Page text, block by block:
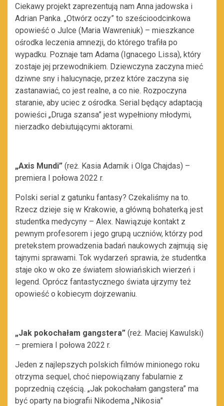
Ciekawy projekt zaprezentują nam Anna jadowska i
Adrian Panka. „Otwórz oczy” to sześcioodcinkowa
opowieść o Julce (Maria Wawreniuk) – mieszkance
ośrodka leczenia amnezji, do którego trafiła po
wypadku. Poznaje tam Adama (Ignacego Lissa), który
zostaje jej przewodnikiem. Dziewczyna zaczyna mieć
dziwne sny i halucynacje, przez które zaczyna się
zastanawiać, co jest realne, a co nie. Rozpoczyna
staranie, aby uciec z ośrodka. Serial będący adaptacją
powieści „Druga szansa” jest wypełniony młodymi,
nierzadko debiutującymi aktorami.
„Axis Mundi” (reż. Kasia Adamik i Olga Chajdas) –
premiera I połowa 2022 r.
Polski serial z gatunku fantasy? Czekaliśmy na to.
Rzecz dzieje się w Krakowie, a główną bohaterką jest
studentka medycyny – Alex. Nawiązuje kontakt z
pewnym profesorem i jego grupą uczniów, którzy pod
pretekstem prowadzenia badań naukowych zajmują się
tajnymi sprawami. Tok wydarzeń sprawia, że studentka
staje oko w oko ze światem słowiańskich wierzeń i
legend. Oprócz fantastycznego świata ujrzymy też
opowieść o kobiecym dojrzewaniu.
„Jak pokochałam gangstera” (reż. Maciej Kawulski)
– premiera I połowa 2022 r.
Jeden z najlepszych polskich filmów minionego roku
otrzyma sequel, choć niepowiązany fabularnie z
poprzednią częścią. „Jak pokochałam gangstera” ma
być oparty na biografii Nikodema „Nikosia”